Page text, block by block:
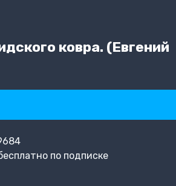
ковра. (Евгений
по подписке